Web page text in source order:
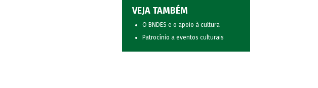
VEJA TAMBÉM
O BNDES e o apoio à cultura
Patrocínio a eventos culturais